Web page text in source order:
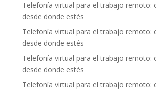
Telefonía virtual para el trabajo remoto:
desde donde estés
Telefonía virtual para el trabajo remoto:
desde donde estés
Telefonía virtual para el trabajo remoto:
desde donde estés
Telefonía virtual para el trabajo remoto: